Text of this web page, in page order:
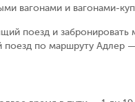
вагонами и вагонами-
поезд и забронировать
поезд по маршруту Адлер —